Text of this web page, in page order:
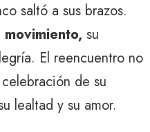
saltó a sus brazos.
su
El reencuentro no
de su
lealtad y su amor.